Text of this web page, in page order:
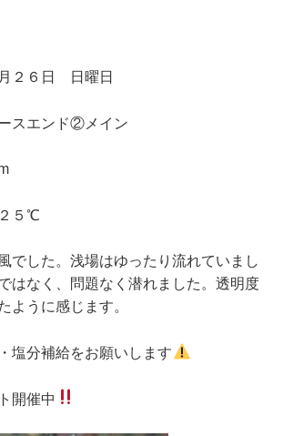
２６日 日曜日
スエンド②メイン
５℃
した。浅場はゆったり流れていまし
はなく、問題なく潜れました。透明度
ように感じます。
塩分補給をお願いします
開催中